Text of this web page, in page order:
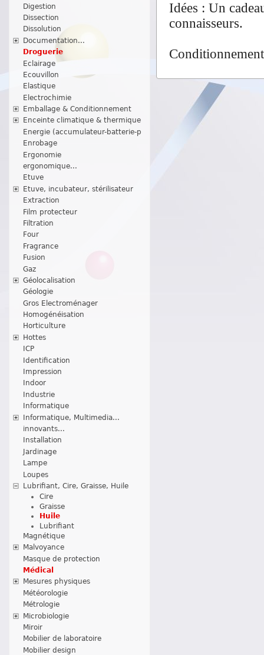
Digestion
Dissection
Dissolution
Documentation...
Droguerie
Eclairage
Ecouvillon
Elastique
Electrochimie
Emballage & Conditionnement
Enceinte climatique & thermique
Energie (accumulateur-batterie-p
Enrobage
Ergonomie
ergonomique...
Etuve
Etuve, incubateur, stérilisateur
Extraction
Film protecteur
Filtration
Four
Fragrance
Fusion
Gaz
Géolocalisation
Géologie
Gros Electroménager
Homogénéisation
Horticulture
Hottes
ICP
Identification
Impression
Indoor
Industrie
Informatique
Informatique, Multimedia...
innovants...
Installation
Jardinage
Lampe
Loupes
Lubrifiant, Cire, Graisse, Huile
Cire
Graisse
Huile
Lubrifiant
Magnétique
Malvoyance
Masque de protection
Médical
Mesures physiques
Météorologie
Métrologie
Microbiologie
Miroir
Mobilier de laboratoire
Mobilier design
Idées : Un
connaisseurs.